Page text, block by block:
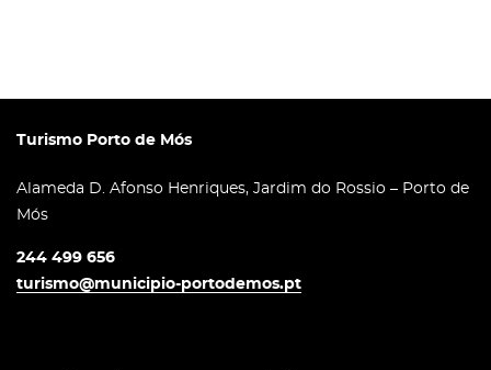
Turismo Porto de Mós
Alameda D. Afonso Henriques, Jardim do Rossio – Porto de
Mós
244 499 656
turismo@municipio-portodemos.pt